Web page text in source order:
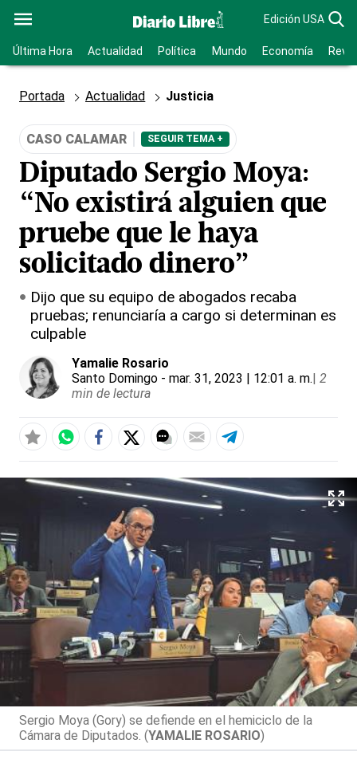
Edición USA
Última Hora Actualidad Política Mundo Economía
Portada Actualidad Justicia
CASO CALAMAR SEGUIR TEMA +
Diputado Sergio Moya:
“No existirá alguien que
pruebe que le haya
solicitado dinero”
Dijo que su equipo de abogados recaba
pruebas; renunciaría a cargo si determinan es
culpable
Yamalie Rosario
Santo Domingo - mar. 31, 2023 | 12:01 a. m.| 2
min de lectura
Sergio Moya (Gory) se defiende en el hemiciclo de la
Cámara de Diputados. (YAMALIE ROSARIO)